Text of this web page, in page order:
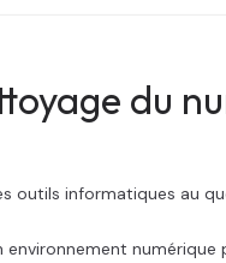
du
outils informatiques au